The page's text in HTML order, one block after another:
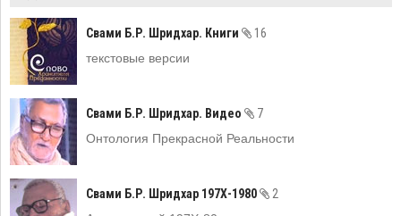
Свами Б.Р. Шридхар. Книги
16
текстовые версии
Свами Б.Р. Шридхар. Видео
7
Онтология Прекрасной Реальности
Свами Б.Р. Шридхар 197Х-1980
2